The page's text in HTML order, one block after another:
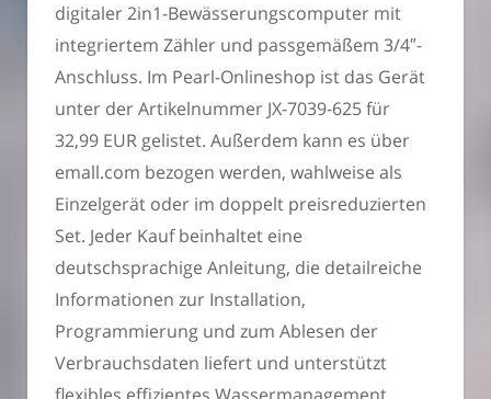
digitaler 2in1-Bewässerungscomputer mit
integriertem Zähler und passgemäßem 3/4″-
Anschluss. Im Pearl-Onlineshop ist das Gerät
unter der Artikelnummer JX-7039-625 für
32,99 EUR gelistet. Außerdem kann es über
emall.com bezogen werden, wahlweise als
Einzelgerät oder im doppelt preisreduzierten
Set. Jeder Kauf beinhaltet eine
deutschsprachige Anleitung, die detailreiche
Informationen zur Installation,
Programmierung und zum Ablesen der
Verbrauchsdaten liefert und unterstützt